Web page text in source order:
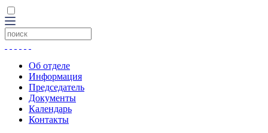
Об отделе
Информация
Председатель
Документы
Календарь
Контакты